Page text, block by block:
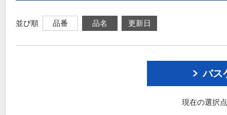
並び順 品番 品名 更新日
バス
現在の選択